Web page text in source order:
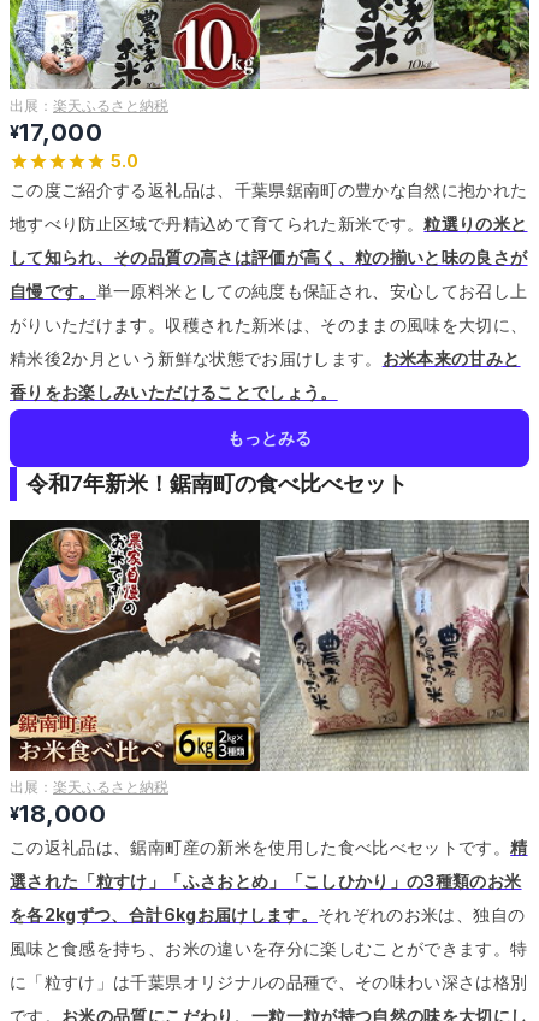
出展： 楽天ふるさと納税
¥17,000
5.0
この度ご紹介する返礼品は、千葉県鋸南町の豊かな自然に抱かれた
地すべり防止区域で丹精込めて育てられた新米です。粒選りの米と
して知られ、その品質の高さは評価が高く、粒の揃いと味の良さが
自慢です。 単一原料米としての純度も保証され、安心してお召し上
がりいただけます。 収穫された新米は、そのままの風味を大切に、
精米後2か月という新鮮な状態でお届けします。 お米本来の甘みと
香りをお楽しみいただけることでしょう。
もっとみる
令和7年新米！鋸南町の食べ比べセット
出展： 楽天ふるさと納税
¥18,000
この返礼品は、鋸南町産の新米を使用した食べ比べセットです。精
選された「粒すけ」「ふさおとめ」「こしひかり」の3種類のお米
を各2kgずつ、合計6kgお届けします。 それぞれのお米は、独自の
風味と食感を持ち、お米の違いを存分に楽しむことができます。特
に「粒すけ」は千葉県オリジナルの品種で、その味わい深さは格別
です。 お米の品質にこだわり、一粒一粒が持つ自然の味を大切にし